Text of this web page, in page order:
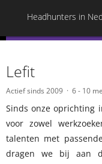
Headhunters in
Lefit
Actief sinds 2009 6 - 10
Sinds onze oprichting
voor zowel
talenten met
dragen we bij aan